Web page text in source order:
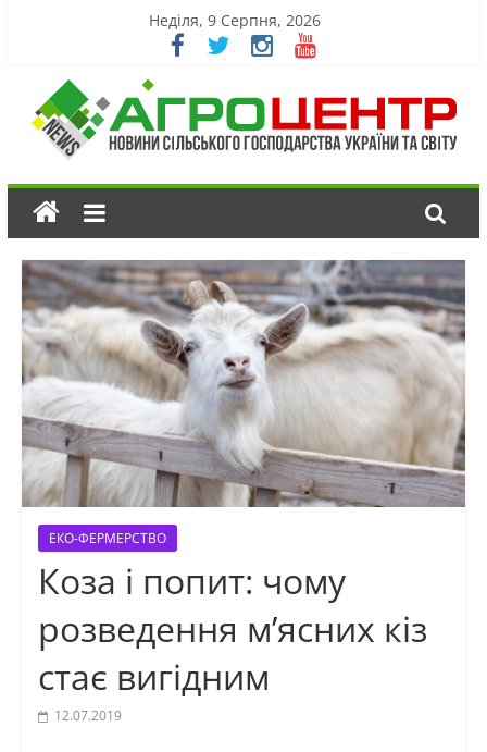
Неділя, 9 Серпня, 2026
ЕКО-ФЕРМЕРСТВО
Коза і попит: чому
розведення м’ясних кіз
стає вигідним
12.07.2019